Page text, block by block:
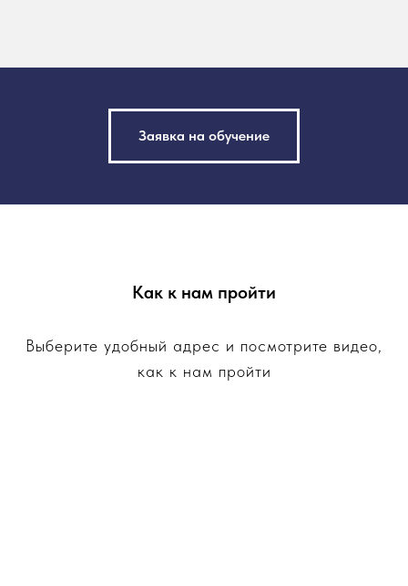
Заявка на обучение
Как к нам пройти
Выберите удобный адрес и посмотрите видео,
как к нам пройти